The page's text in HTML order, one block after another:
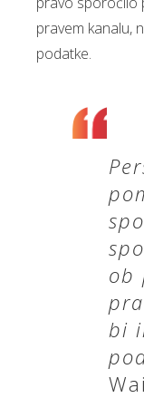
pravem kanalu,
podatke.
ob
bi